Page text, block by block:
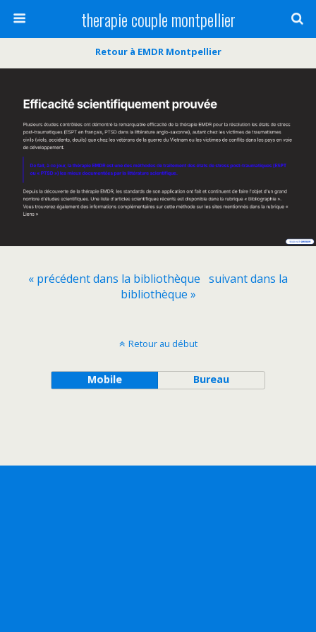
therapie couple montpellier
Retour à EMDR Montpellier
« précédent dans la bibliothèque suivant dans la
bibliothèque »
Retour au début
Mobile Bureau